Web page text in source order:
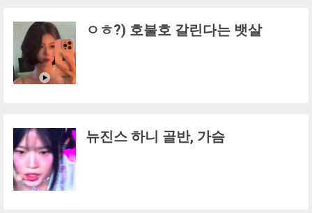
ㅇㅎ?) 호불호 갈린다는 뱃살
뉴진스 하니 골반, 가슴